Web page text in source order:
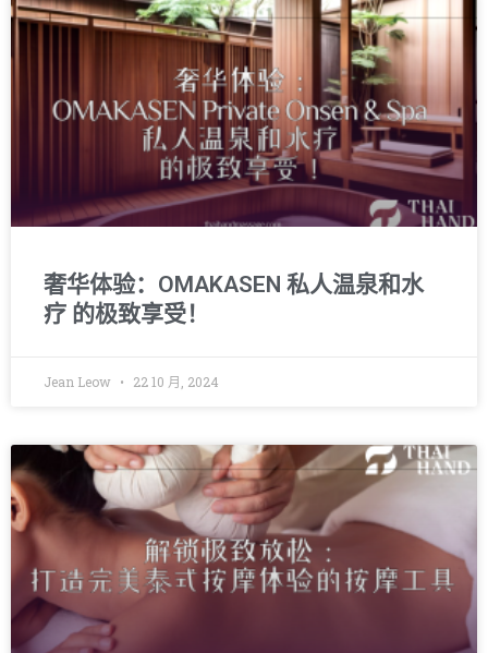
奢华体验：OMAKASEN 私人温泉和水
疗 的极致享受！
Jean Leow 22 10 月, 2024